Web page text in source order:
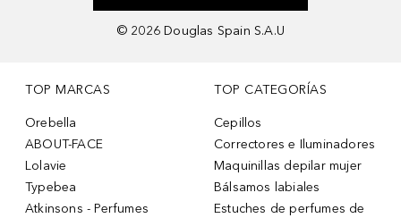
© 2026 Douglas Spain S.A.U
TOP MARCAS
Orebella
ABOUT-FACE
Lolavie
Typebea
Atkinsons - Perfumes
TOP CATEGORÍAS
Cepillos
Correctores e Iluminadores
Maquinillas depilar mujer
Bálsamos labiales
Estuches de perfumes de